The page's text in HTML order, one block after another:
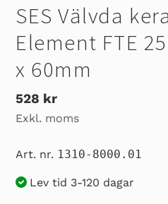
SES Välvda
Element FTE
x 60mm
Ordinarie
pris
528 kr
Exkl. moms
Art. nr. 1310-8000.01
Lev tid 3-120 dagar